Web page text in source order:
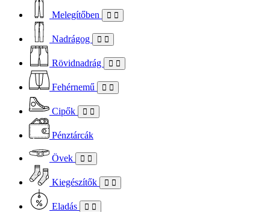
Melegítőben
Nadrágog
Rövidnadrág
Fehérnemű
Cipők
Pénztárcák
Övek
Kiegészítők
Eladás